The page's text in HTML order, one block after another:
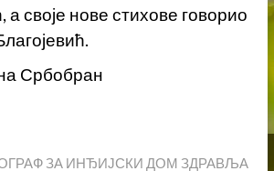
своје нове стихове говорио
Србобран
ЗА ИНЂИЈСКИ ДОМ ЗДРАВЉА